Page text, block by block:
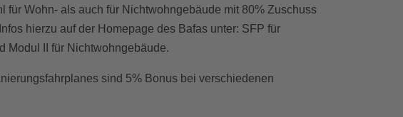
für Wohn- als auch für Nichtwohngebäude mit 80% Zuschuss
hierzu auf der Homepage des Bafas unter: SFP für
Modul II für Nichtwohngebäude.
sind 5% Bonus bei verschiedenen